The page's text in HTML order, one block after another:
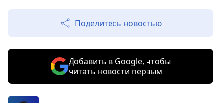
Поделитесь новостью
Добавить в Google, чтобы
читать новости первым